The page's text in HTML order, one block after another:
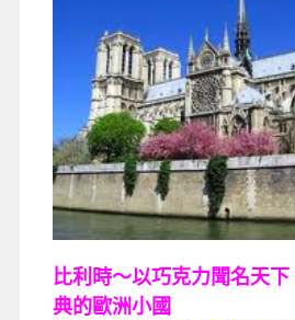
比利時～以巧克力聞名天
典的歐洲小國